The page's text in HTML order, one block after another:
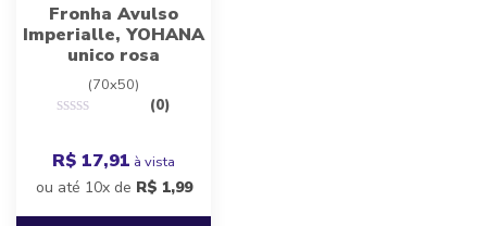
Fronha Avulso
Imperialle, YOHANA
unico rosa
(70x50)
(0)
R$ 17,91 à vista
ou até 10x de R$ 1,99